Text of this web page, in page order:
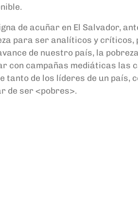
de acuñar en El Salvador,
para ser analíticos y críticos,
de nuestro país, la
con campañas mediáticas las
de los líderes de un país,
de ser <pobres>.